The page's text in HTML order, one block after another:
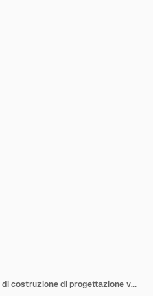
Stile di icona della strategia di costruzione di progettazione vettoriale